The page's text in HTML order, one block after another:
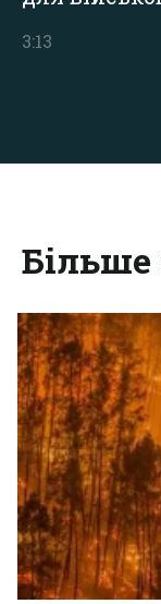
3:13
Більше